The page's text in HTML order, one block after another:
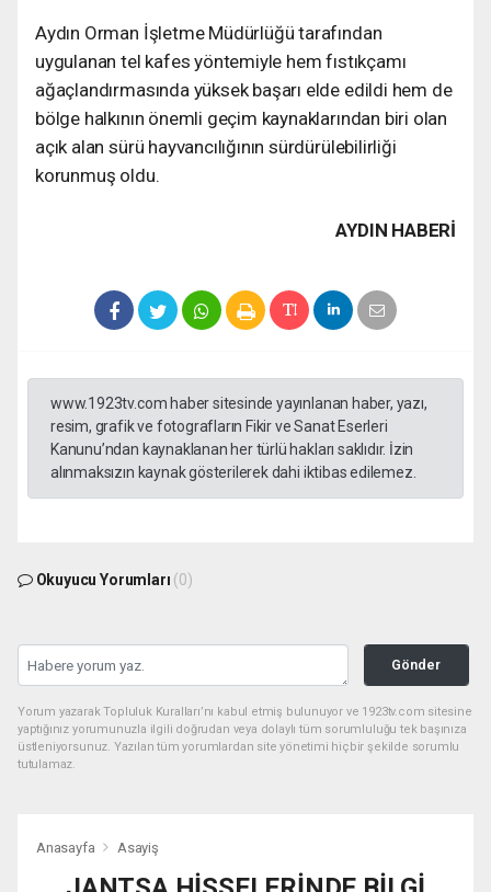
Aydın Orman İşletme Müdürlüğü tarafından
uygulanan tel kafes yöntemiyle hem fıstıkçamı
ağaçlandırmasında yüksek başarı elde edildi hem de
bölge halkının önemli geçim kaynaklarından biri olan
açık alan sürü hayvancılığının sürdürülebilirliği
korunmuş oldu.
AYDIN HABERİ
www.1923tv.com haber sitesinde yayınlanan haber, yazı,
resim, grafik ve fotografların Fikir ve Sanat Eserleri
Kanunu’ndan kaynaklanan her türlü hakları saklıdır. İzin
alınmaksızın kaynak gösterilerek dahi iktibas edilemez.
Okuyucu Yorumları (0)
Gönder
Yorum yazarak Topluluk Kuralları’nı kabul etmiş bulunuyor ve 1923tv.com sitesine
yaptığınız yorumunuzla ilgili doğrudan veya dolaylı tüm sorumluluğu tek başınıza
üstleniyorsunuz. Yazılan tüm yorumlardan site yönetimi hiçbir şekilde sorumlu
tutulamaz.
Anasayfa Asayiş